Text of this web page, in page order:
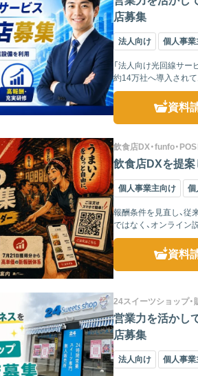
店募集
法人向け 個人事業
「法人向け光回線サー
約14万社へ導入されて
らに、NTT...
資料
飲食店DX・funfo・
飲食店DXを提案
個人事業主向け 個
報酬条件を見直し、従来より
ではなく、オンライン説明で販
口...
資料
24スイーツショップ・
営業力を活かし
店募集
法人向け 個人事業